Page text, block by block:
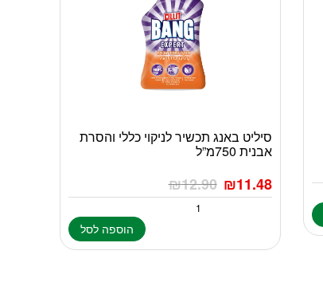
סיליט באנג תכשיר לניקוי כללי והסרת
אבנית 750מ”ל
₪12.90 ₪11.48
הוספה לסל